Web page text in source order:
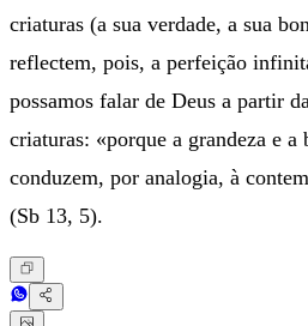
criaturas (a sua verdade, a sua
reflectem, pois, a perfeição
possamos falar de Deus a partir
criaturas: «porque a grandeza e a
conduzem, por analogia, à
(Sb 13, 5).